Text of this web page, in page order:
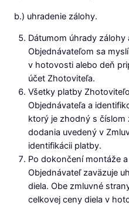
b.) uhradenie zálohy.
Dátumom úhrady
Objednávateľom sa
v hotovosti alebo deň
účet Zhotoviteľa.
Všetky platby
Objednávateľa a
ktorý je zhodný s číslom
dodania uvedený v
identifikácii platby.
Po dokončení montáže
Objednávateľ zaväzuje
diela. Obe zmluvné
celkovej ceny diela v